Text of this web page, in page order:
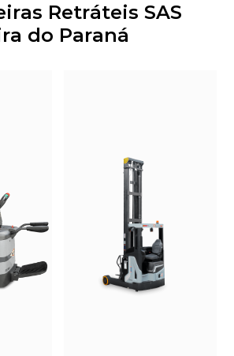
Retráteis SAS
do Paraná